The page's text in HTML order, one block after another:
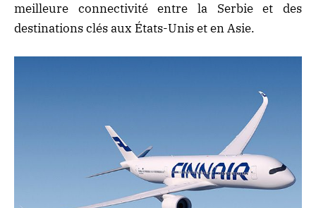
meilleure connectivité entre la Serbie et des
destinations clés aux États-Unis et en Asie.